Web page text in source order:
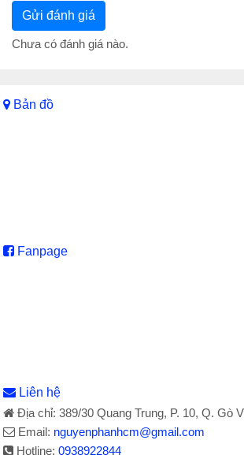
Chưa có đánh giá nào.
Bản đồ
Fanpage
Liên hệ
Địa chỉ: 389/30 Quang Trung, P. 10, Q. Gò
Email: nguyenphanhcm@gmail.com
Hotline:0938922844